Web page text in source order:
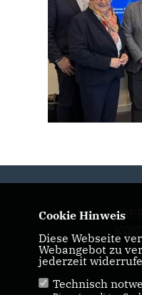
Cookie Hinweis
Diese Webseite
Webangebot zu
jederzeit
Technisch